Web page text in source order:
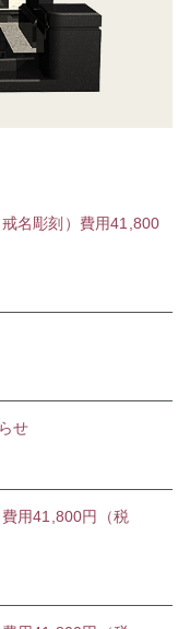
名彫刻）費用41,800
せ
用41,800円（税